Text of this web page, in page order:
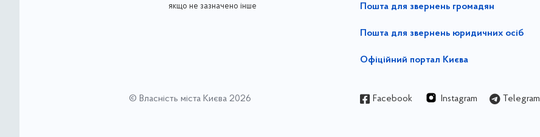
якщо не зазначено інше
Пошта для звернень громадян
Пошта для звернень юридичних осіб
Офіційний портал Києва
© Власність міста Києва 2026 Facebook Instagram Telegram